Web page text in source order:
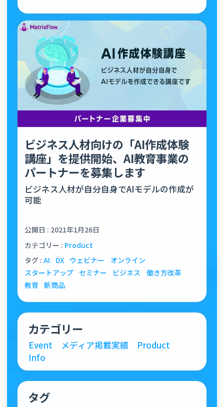
ビジネス人材向けの「AI作成体験
講座」を提供開始、AI教育事業の
パートナーを募集します
ビジネス人材が自分自身でAIモデルの作成が
可能
公開日 : 2021年1月26日
カテゴリー : Product
タグ : AI DX ウェビナー
オンライン
スタートアップ セミナー ビジネス
働き方改革
教育 新商品
カテゴリー
Event メディア掲載実績
Product
Info
タグ